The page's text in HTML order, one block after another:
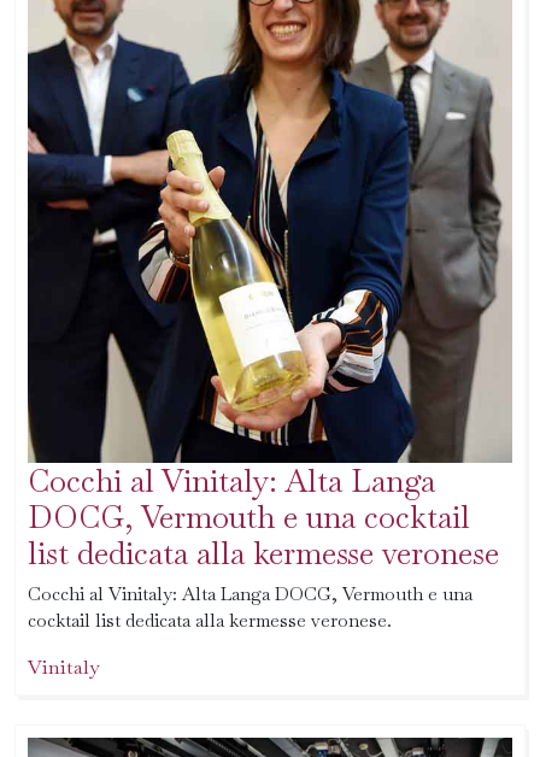
Cocchi al Vinitaly: Alta Langa
DOCG, Vermouth e una cocktail
list dedicata alla kermesse veronese
Cocchi al Vinitaly: Alta Langa DOCG, Vermouth e una
cocktail list dedicata alla kermesse veronese.
Vinitaly